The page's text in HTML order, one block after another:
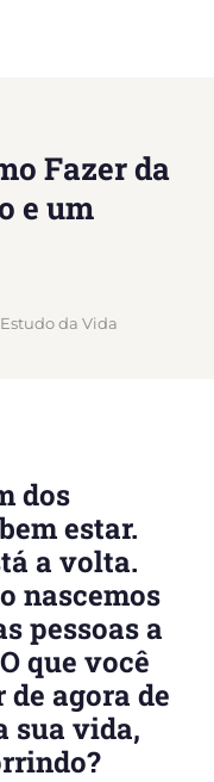
Fazer da
e um
da Vida
dos
estar.
a volta.
nascemos
pessoas a
que você
agora de
sua vida,